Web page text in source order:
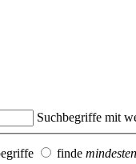
Suchbegriffe mit
finde